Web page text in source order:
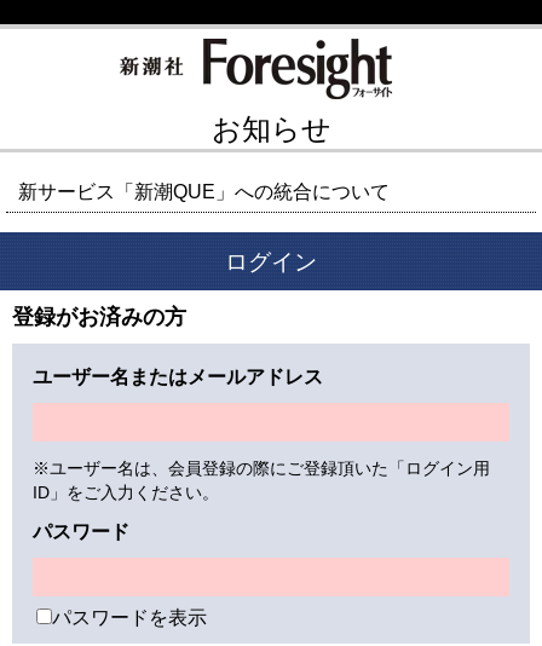
お知らせ
新サービス「新潮QUE」への統合について
ログイン
登録がお済みの方
ユーザー名またはメールアドレス
※ユーザー名は、会員登録の際にご登録頂いた「ログイン用
ID」をご入力ください。
パスワード
パスワードを表示